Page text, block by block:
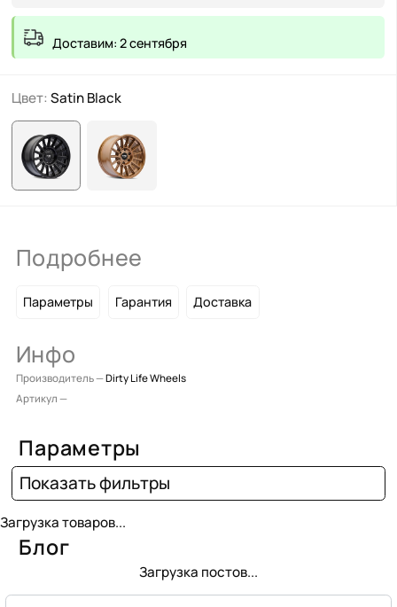
Доставим: 2 сентября
Цвет: Satin Black
Подробнее
Параметры Гарантия Доставка
Инфо
Производитель —Dirty Life Wheels
Артикул —
Параметры
Показать фильтры
Загрузка товаров...
Блог
Загрузка постов...